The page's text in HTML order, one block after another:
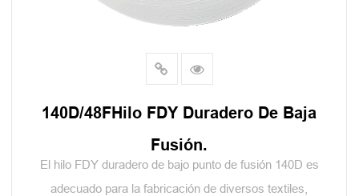
140D/48FHilo FDY Duradero De Baja
Fusión.
El hilo FDY duradero de bajo punto de fusión 140D es
adecuado para la fabricación de diversos textiles,